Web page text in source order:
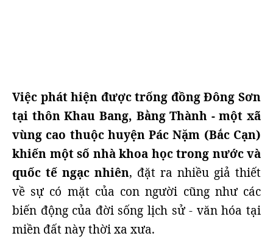
Việc phát hiện được trống đồng Đông Sơn
tại thôn Khau Bang, Bằng Thành - một xã
vùng cao thuộc huyện Pác Nặm (Bắc Cạn)
khiến một số nhà khoa học trong nước và
quốc tế ngạc nhiên, đặt ra nhiều giả thiết
về sự có mặt của con người cũng như các
biến động của đời sống lịch sử - văn hóa tại
miền đất này thời xa xưa.